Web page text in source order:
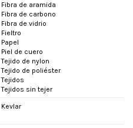
Fibra de aramida
Fibra de carbono
Fibra de vidrio
Fieltro
Papel
Piel de cuero
Tejido de nylon
Tejido de poliéster
Tejidos
Tejidos sin tejer
Kevlar